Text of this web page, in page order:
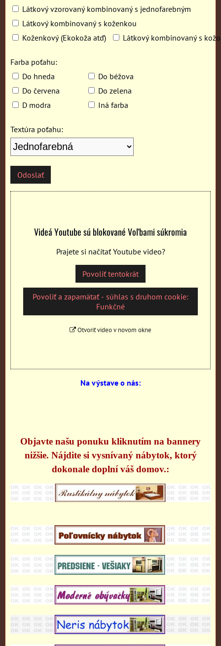
Látkový vzorovaný kombinovaný s jednofarebným
Látkový kombinovaný s koženkou
Koženkový (Ekokoža atď)
Látkový kombinovaný s
Farba poťahu:
Do hneda
Do béžova
Do červena
Do zelena
D modra
Iná farba
Textúra poťahu:
Odoslať
Videá Youtube sú blokované Voľbami súkromia
Prajete si načítať Youtube video?
Povoliť tentokrát
Povoliť a zapamätať - súhlas s druhom cookie:
Funkčné
Otvoriť video v novom okne
Na výstave o nás:
Objavte našu ponuku kliknutím na bannery
nižšie. Nájdite si vysnívaný nábytok, ktorý
dokonale doplní váš domov.: